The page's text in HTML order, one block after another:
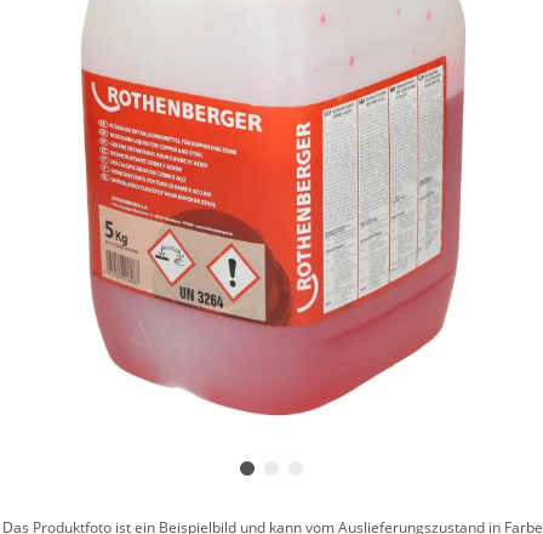
Das Produktfoto ist ein Beispielbild und kann vom Auslieferungszustand in Farbe